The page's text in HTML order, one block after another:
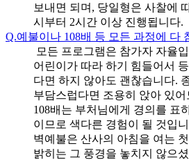
보내면 되며, 당일형은 사찰에
시부터 2시간 이상 진행됩니다.
Q.예불이나 108배 등 모든 과정에 다
모든 프로그램은 참가자 자율
어린이가 따라 하기 힘들어서
다면 하지 않아도 괜찮습니다.
부담스럽다면 조용히 앉아 있
108배는 부처님에게 경의를 표
이므로 색다른 경험이 될 것입
벽예불은 산사의 아침을 여는
밝히는 그 풍경을 놓치지 않으